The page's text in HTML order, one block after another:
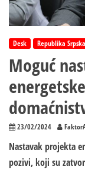
Desk Republika Srpska
Moguć
23/02/2024
Nastavak projekta
pozivi, koji su